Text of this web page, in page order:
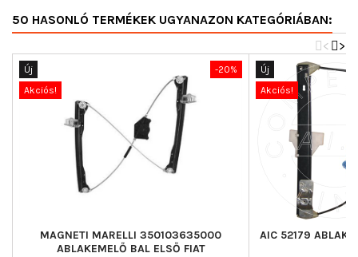
50 HASONLÓ TERMÉKEK UGYANAZON KATEGÓRIÁBAN:
>
<
-20%
Új
Akciós!
MAGNETI MARELLI 350103635000
ABLAKEMELŐ BAL ELSŐ FIAT
Új
Akciós!
AIC 52179